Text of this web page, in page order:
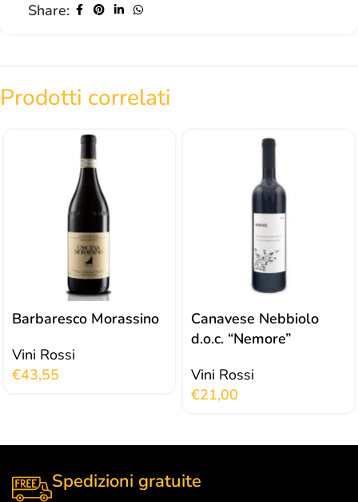
Share:
Prodotti correlati
Barbaresco Morassino
Vini Rossi
€43,55
Canavese Nebbiolo
d.o.c. “Nemore”
Vini Rossi
€21,00
Spedizioni gratuite